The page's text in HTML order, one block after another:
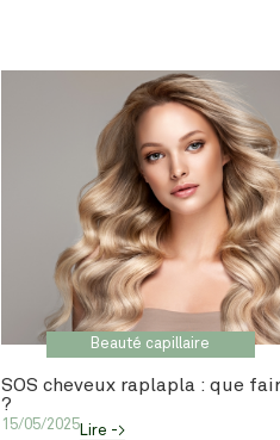
Beauté capillaire
SOS cheveux raplapla : que
?
15/05/2025Lire ->